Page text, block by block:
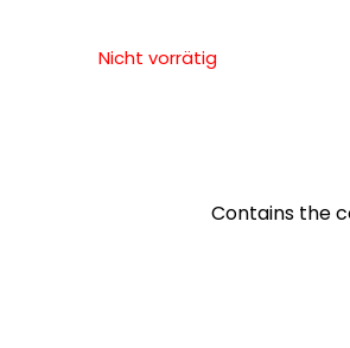
Nicht vorrätig
Contains the